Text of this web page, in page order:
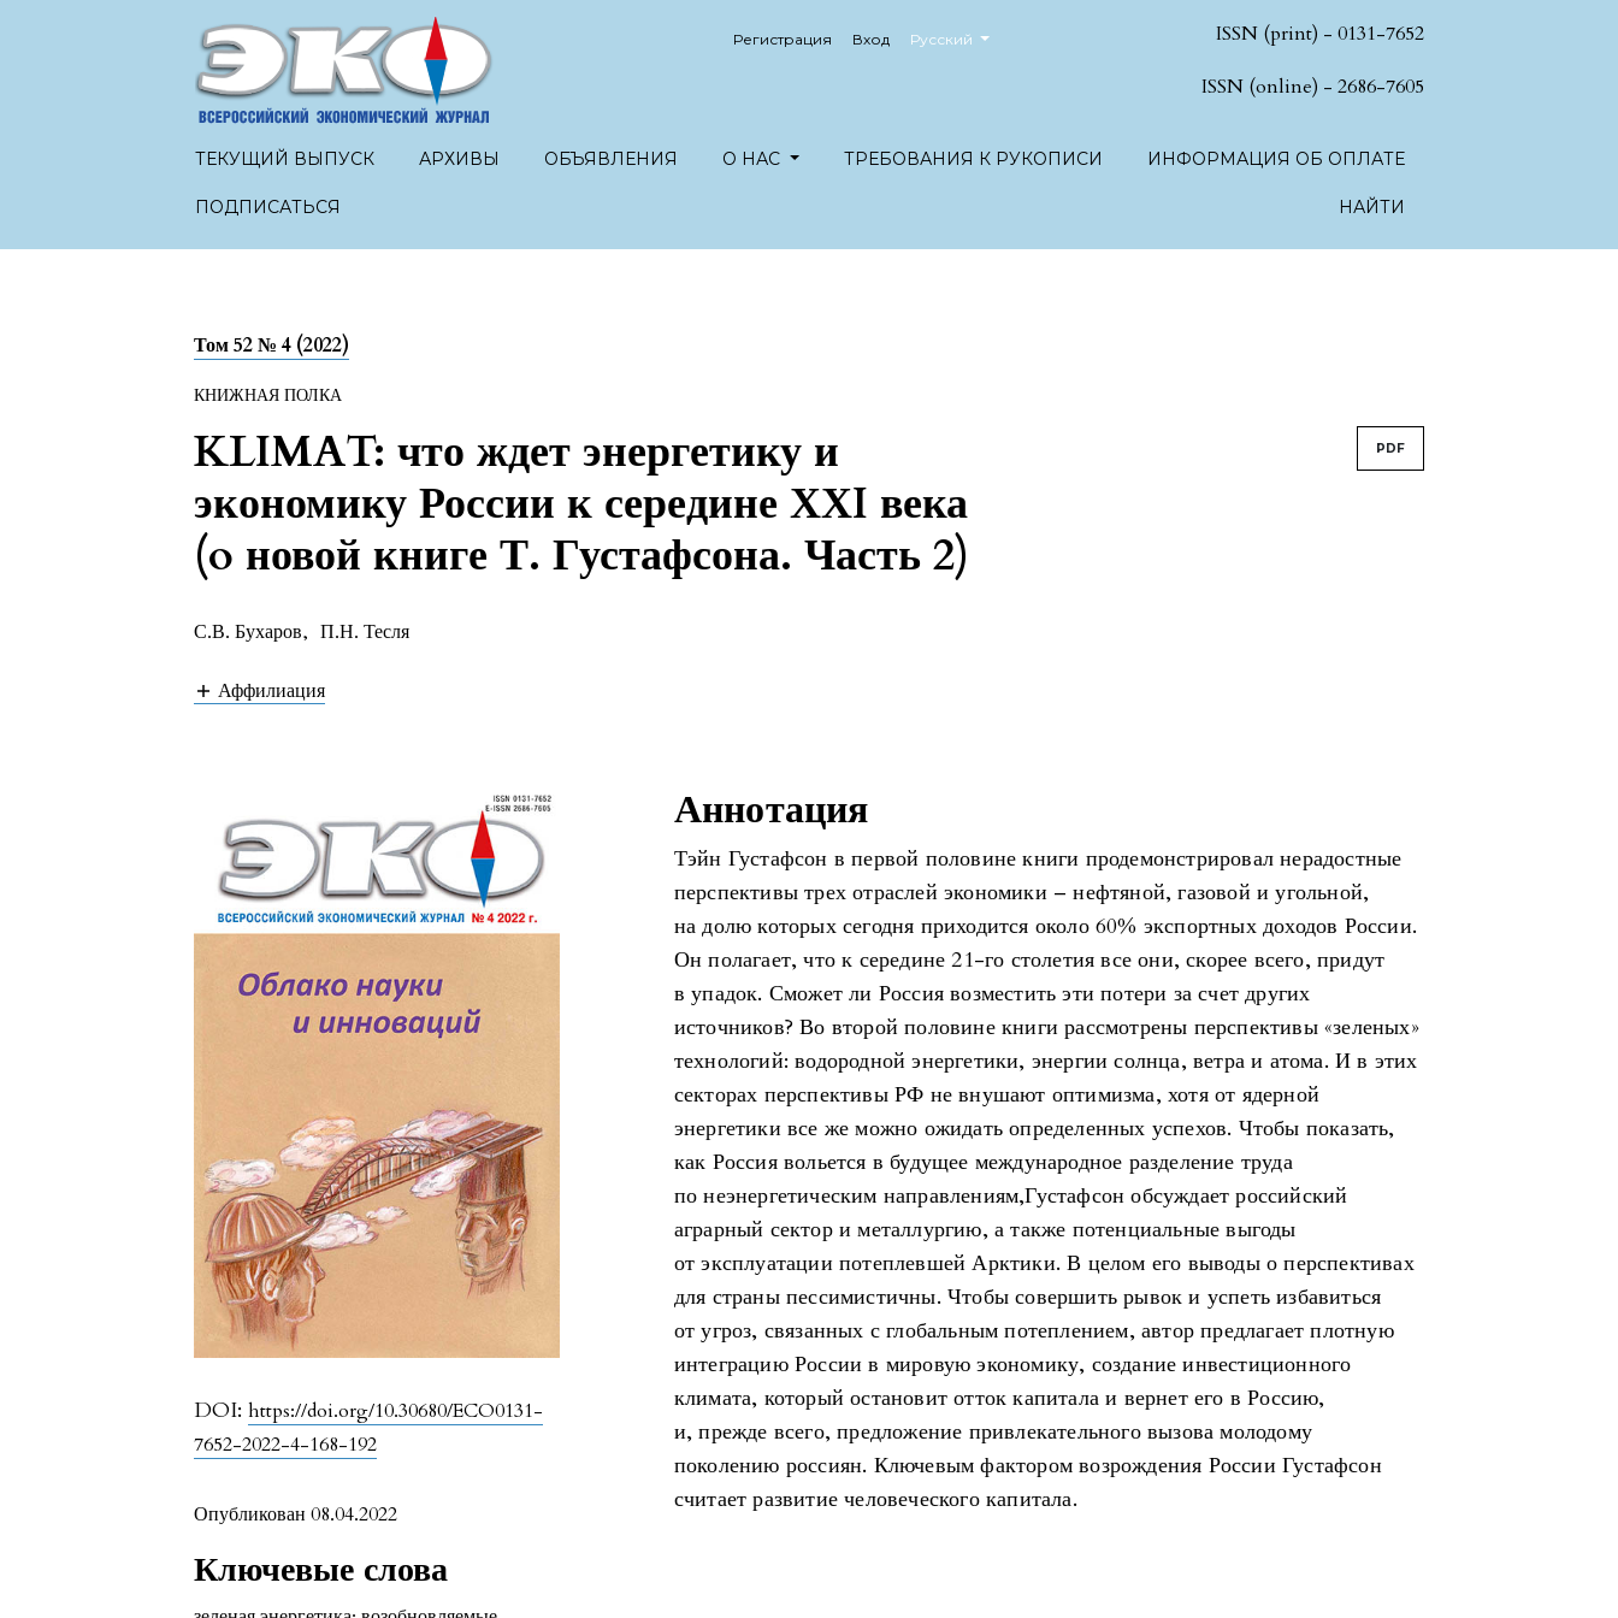
Регистрация Вход ##plugins.themes.healthSciences.language.toggle##
Русский
ISSN (print) - 0131-7652
ISSN (online) - 2686-7605
ТЕКУЩИЙ ВЫПУСК АРХИВЫ ОБЪЯВЛЕНИЯ О НАС ТРЕБОВАНИЯ К РУКОПИСИ ИНФОРМАЦИЯ ОБ ОПЛАТЕ
ПОДПИСАТЬСЯ НАЙТИ
Том 52 № 4 (2022)
КНИЖНАЯ ПОЛКА
KLIMAT: что ждет энергетику и
экономику России к середине ХХI века
(o новой книге Т. Густафсона. Часть 2)
PDF
С.В. Бухаров, П.Н. Тесля
Аффилиация
DOI:https://doi.org/10.30680/ECO0131-
7652-2022-4-168-192
Опубликован 08.04.2022
Ключевые слова
Аннотация
Тэйн Густафсон в первой половине книги продемонстрировал нерадостные
перспективы трех отраслей экономики – нефтяной, газовой и угольной,
на долю которых сегодня приходится около 60% экспортных доходов России.
Он полагает, что к середине 21-го столетия все они, скорее всего, придут
в упадок. Сможет ли Россия возместить эти потери за счет других
источников? Во второй половине книги рассмотрены перспективы «зеленых»
технологий: водородной энергетики, энергии солнца, ветра и атома. И в этих
секторах перспективы РФ не внушают оптимизма, хотя от ядерной
энергетики все же можно ожидать определенных успехов. Чтобы показать,
как Россия вольется в будущее международное разделение труда
по неэнергетическим направлениям,Густафсон обсуждает российский
аграрный сектор и металлургию, а также потенциальные выгоды
от эксплуатации потеплевшей Арктики. В целом его выводы о перспективах
для страны пессимистичны. Чтобы совершить рывок и успеть избавиться
от угроз, связанных с глобальным потеплением, автор предлагает плотную
интеграцию России в мировую экономику, создание инвестиционного
климата, который остановит отток капитала и вернет его в Россию,
и, прежде всего, предложение привлекательного вызова молодому
поколению россиян. Ключевым фактором возрождения России Густафсон
считает развитие человеческого капитала.